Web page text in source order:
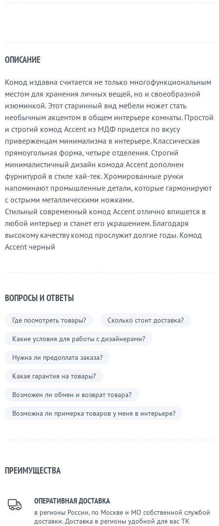
ОПИСАНИЕ
Комод издавна считается не только многофункциональным
местом для хранения личных вещей, но и своеобразной
изюминкой. Этот старинный вид мебели может стать
необычным акцентом в общем интерьере комнаты. Простой
и строгий комод Accent из МДФ придется по вкусу
приверженцам минимализма в интерьере. Классическая
прямоугольная форма, четыре отделения. Строгий
минималистичный дизайн комода Accent дополнен
фурнитурой в стиле хай-тек. Хромированные ручки
напоминают промышленные детали, которые гармонируют
с острыми металлическими ножками.
Стильный современный комод Accent отлично впишется в
любой интерьер и станет его украшением. Благодаря
высокому качеству комод прослужит долгие годы. Комод
Accent черный
ВОПРОСЫ И ОТВЕТЫ
Где посмотреть товары? Сколько стоит доставка?
Какие условия для работы с дизайнерами?
Нужна ли предоплата заказа?
Какая гарантия на товары?
Возможен ли обмен и возврат товара?
Возможна ли примерка товаров у меня в интерьере?
ПРЕИМУЩЕСТВА
ОПЕРАТИВНАЯ ДОСТАВКА
в регионы России, по Москве и МО собственной службой
доставки. Доставка в регионы удобной для вас ТК